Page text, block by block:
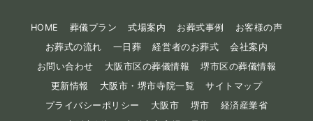
HOME 葬儀プラン 式場案内 お葬式事例
お客様の声
お葬式の流れ
一日葬 経営者のお葬式
会社案内
お問い合わせ
大阪市区の葬儀情報
堺市区の葬儀情報
更新情報
大阪市・堺市寺院一覧
サイトマップ
プライバシーポリシー
大阪市 堺市
経済産業省